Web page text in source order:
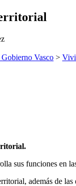
Vasco >
sus funciones en
además de las